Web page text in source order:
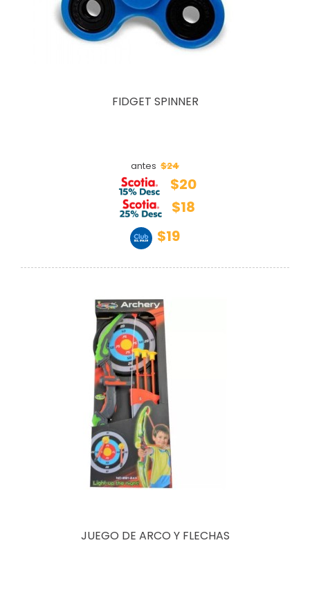
FIDGET SPINNER
antes $24
$20
$18
$19
JUEGO DE ARCO Y FLECHAS